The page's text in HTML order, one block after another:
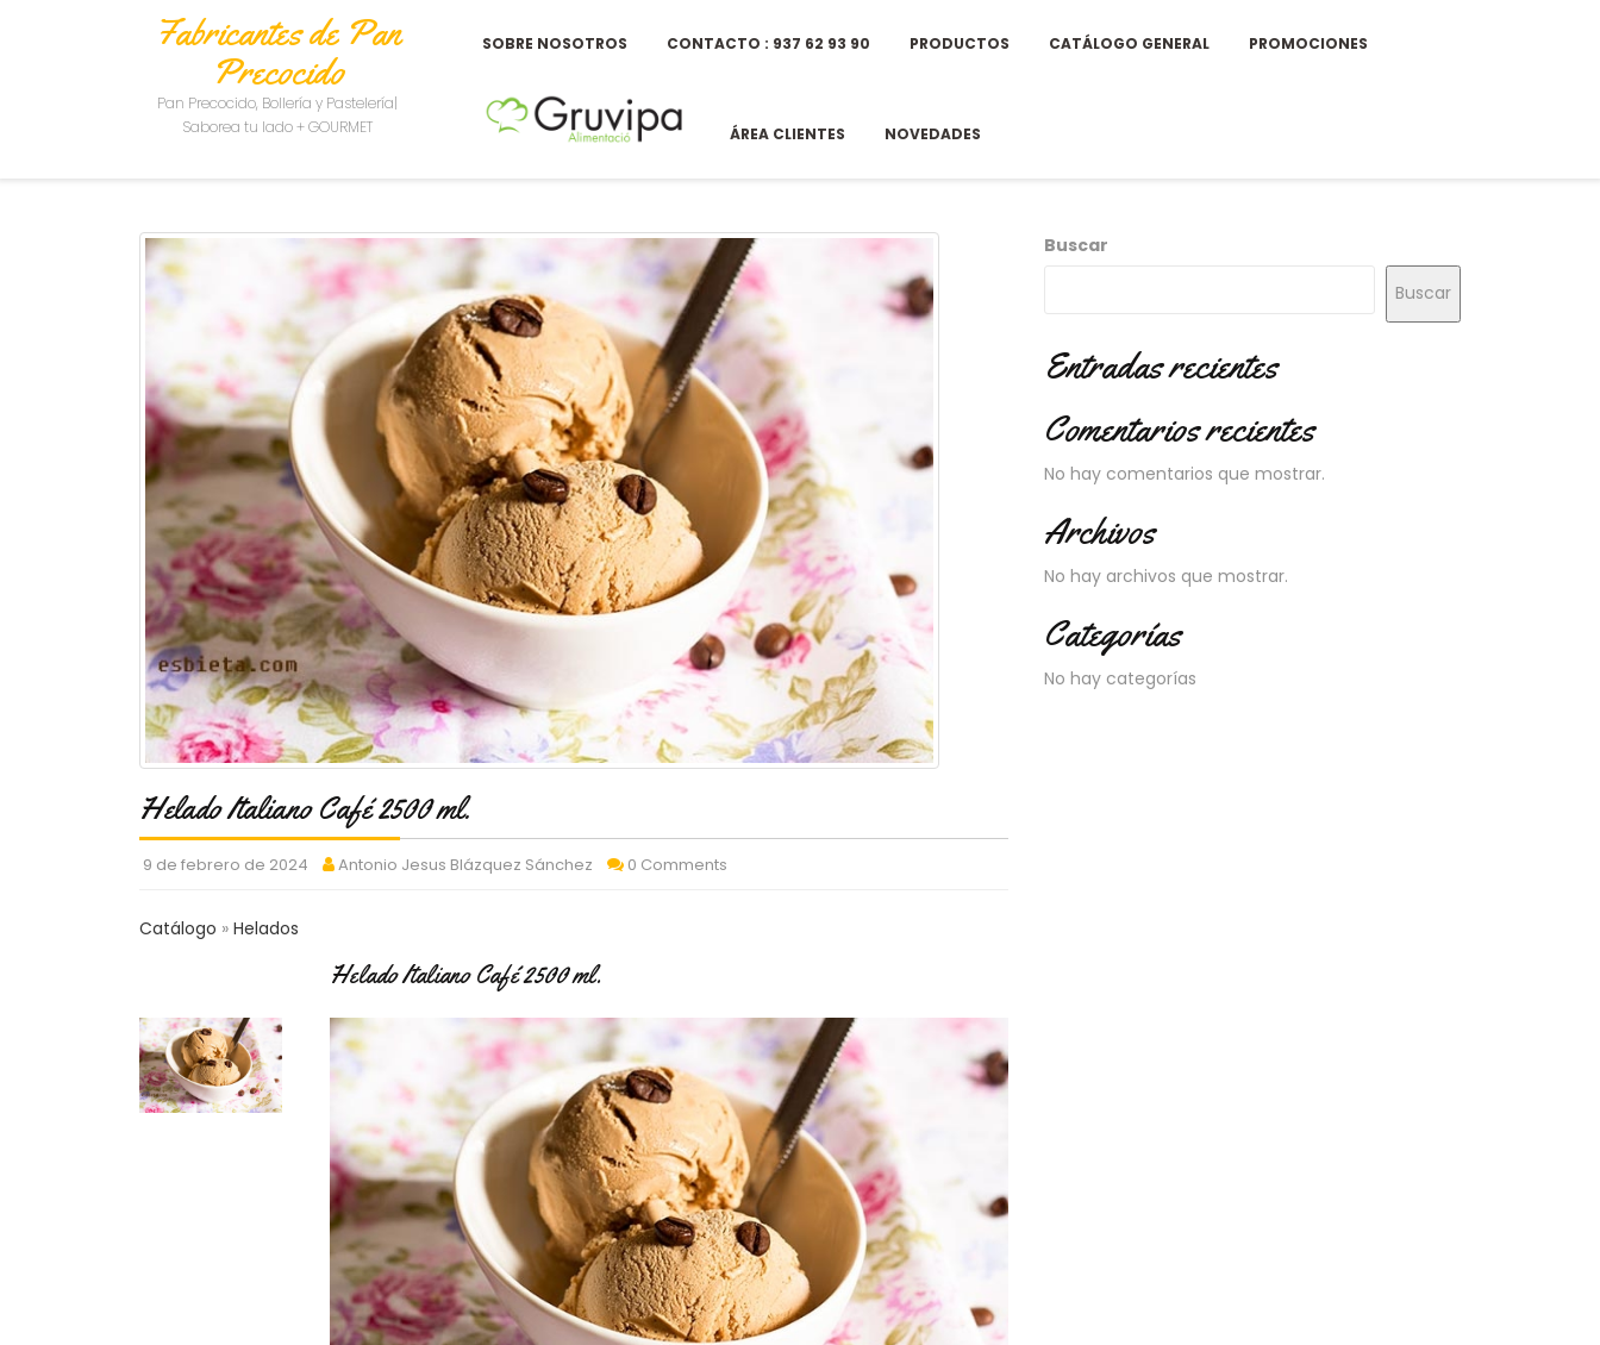
Fabricantes de Pan
Precocido
Pan Precocido, Bollería y Pastelería|
Saborea tu lado + GOURMET
SOBRE NOSOTROS CONTACTO : 937 62 93 90 PRODUCTOS CATÁLOGO GENERAL PROMOCIONES
ÁREA CLIENTES NOVEDADES
Helado Italiano Café 2500 ml.
9 de febrero de 2024 Antonio Jesus Blázquez Sánchez 0 Comments
Catálogo Helados
Helado Italiano Café 2500 ml.
Buscar
Buscar
Entradas recientes
Comentarios recientes
No hay comentarios que mostrar.
Archivos
No hay archivos que mostrar.
Categorías
No hay categorías